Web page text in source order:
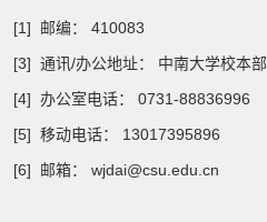
[1] 邮编： 410083
[3] 通讯/办公地址： 中南大学校本部
[4] 办公室电话： 0731-88836996
[5] 移动电话： 13017395896
[6] 邮箱： wjdai@csu.edu.cn